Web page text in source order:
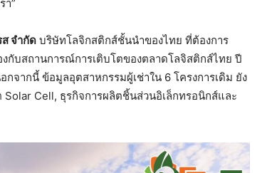
า”
จำกัด บริษัทโลจิกสติกส์ชั้นนำของไทย ที่ต้องการ
กับสถานการณ์การเติบโตของตลาดโลจิสติกส์ไทย ปี
กจากนี้ ข้อมูลอุตสาหกรรมผู้เช่าใน 6 โครงการเดิม ยัง
Cell, ธุรกิจการผลิตชิ้นส่วนอิเล็กทรอนิกส์และ